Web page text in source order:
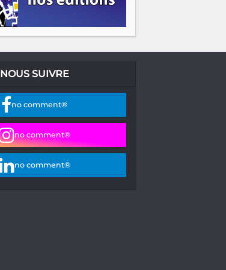
NOUS SUIVRE
no comment®
no comment®
no comment®